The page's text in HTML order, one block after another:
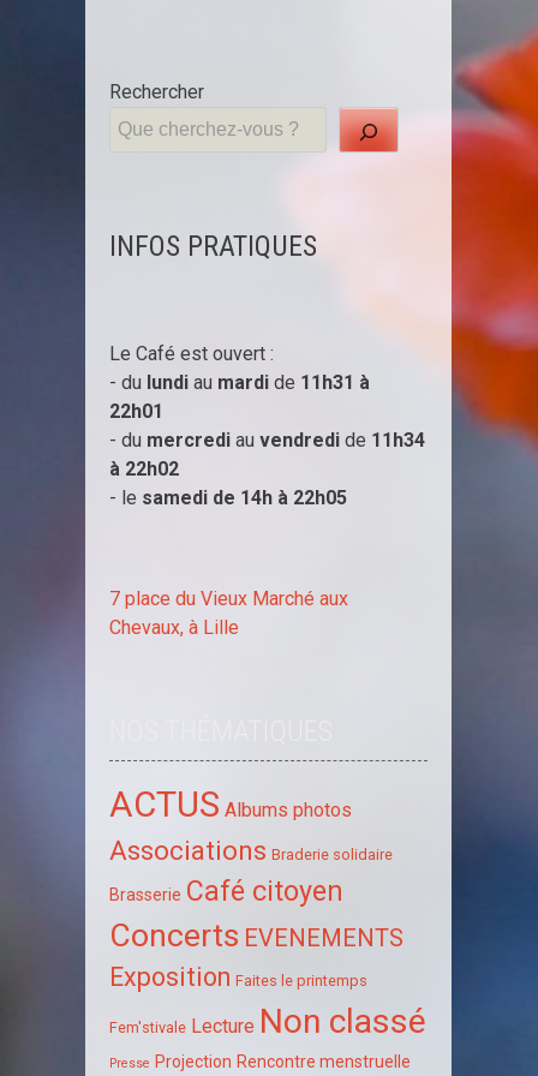
Rechercher
INFOS PRATIQUES
Le Café est ouvert :
- du lundi au mardi de 11h31 à
22h01
- du mercredi au vendredi de 11h34
à 22h02
- le samedi de 14h à 22h05
7 place du Vieux Marché aux
Chevaux, à Lille
ACTUS Albums photos
Associations Braderie solidaire
Brasserie Café citoyen
Concerts EVENEMENTS
Exposition Faites le printemps
Fem'stivale Lecture Non classé
Presse Projection Rencontre menstruelle